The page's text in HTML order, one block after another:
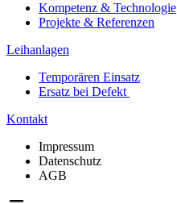
Kompetenz & Technologie
Projekte & Referenzen
Leihanlagen
Temporären Einsatz
Ersatz bei Defekt
Kontakt
Impressum
Datenschutz
AGB